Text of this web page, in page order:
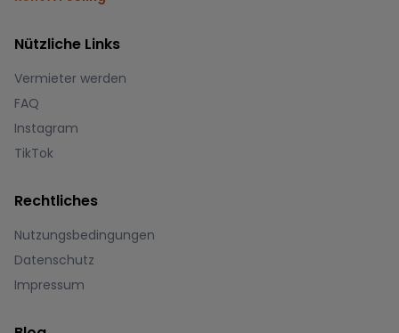
Nützliche Links
Vermieter werden
FAQ
Instagram
TikTok
Rechtliches
Nutzungsbedingungen
Datenschutz
Impressum